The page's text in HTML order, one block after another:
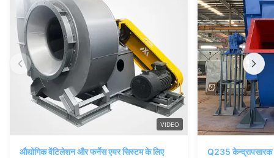
VIDEO
औद्योगिक वेंटिलेशन और फर्नेस एयर सिस्टम के लिए
Q235 केन्द्रापसारक